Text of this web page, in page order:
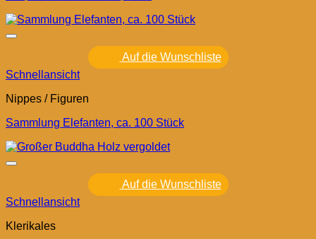
Auf die Wunschliste
Schnellansicht
Nippes / Figuren
Sammlung Elefanten, ca. 100 Stück
Auf die Wunschliste
Schnellansicht
Klerikales